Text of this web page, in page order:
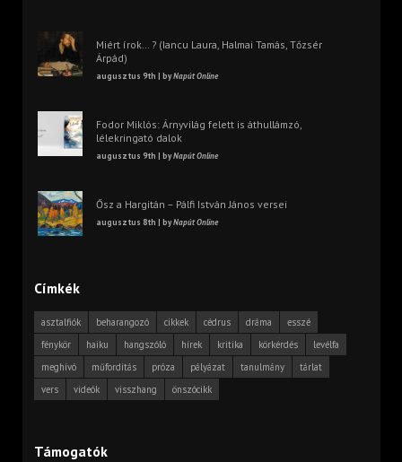
Miért írok… ? (Iancu Laura, Halmai Tamás, Tőzsér
Árpád)
augusztus 9th | byNapút Online
Fodor Miklós: Árnyvilág felett is áthullámzó,
lélekringató dalok
augusztus 9th | byNapút Online
Ősz a Hargitán – Pálfi István János versei
augusztus 8th | byNapút Online
Címkék
asztalfiók beharangozó cikkek cédrus dráma
esszé
fénykör
haiku hangszóló hírek kritika körkérdés
levélfa
meghívó
műfordítás próza pályázat tanulmány
tárlat
vers
videók visszhang önszócikk
Támogatók